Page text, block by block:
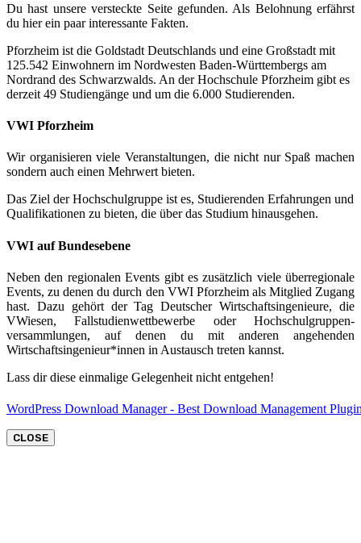
Du hast unsere versteckte Seite gefunden. Als Belohnung erfährst
du hier ein paar interessante Fakten.
Pforzheim ist die Goldstadt Deutschlands und eine Großstadt mit
125.542 Einwohnern im Nordwesten Baden-Württembergs am
Nordrand des Schwarzwalds. An der Hochschule Pforzheim gibt es
derzeit 49 Studiengänge und um die 6.000 Studierenden.
VWI Pforzheim
Wir organisieren viele Veranstaltungen, die nicht nur Spaß machen
sondern auch einen Mehrwert bieten.
Das Ziel der Hochschulgruppe ist es, Studierenden Erfahrungen und
Qualifikationen zu bieten, die über das Studium hinausgehen.
VWI auf Bundesebene
Neben den regionalen Events gibt es zusätzlich viele überregionale
Events, zu denen du durch den VWI Pforzheim als Mitglied Zugang
hast. Dazu gehört der Tag Deutscher Wirtschaftsingenieure, die
VWiesen, Fallstudienwettbewerbe oder Hochschulgruppen-
versammlungen, auf denen du mit anderen angehenden
Wirtschaftsingenieur*innen in Austausch treten kannst.
Lass dir diese einmalige Gelegenheit nicht entgehen!
WordPress Download Manager - Best Download Management
CLOSE